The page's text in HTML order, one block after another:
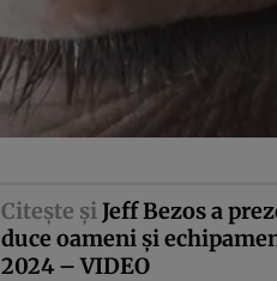
Citeşte şiJeff Bezos a
duce oameni şi
2024 – VIDEO